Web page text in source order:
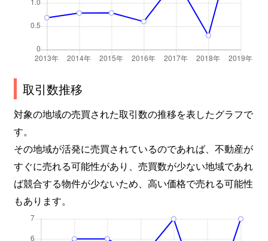
取引数推移
対象の地域の売買された取引数の推移を表したグラフで
す。
その地域が活発に売買されているのであれば、不動産が
すぐに売れる可能性があり、売買数が少ない地域であれ
ば競合する物件が少ないため、高い価格で売れる可能性
もあります。